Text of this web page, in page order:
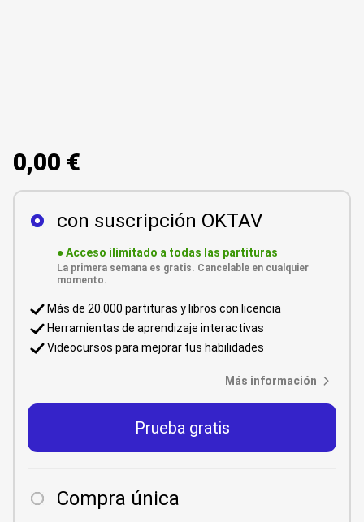
0,00 €
con suscripción OKTAV
●Acceso ilimitado a todas las partituras
La primera semana es gratis. Cancelable en cualquier
momento.
Más de 20.000 partituras y libros con licencia
Herramientas de aprendizaje interactivas
Videocursos para mejorar tus habilidades
Más información
Prueba gratis
Compra única